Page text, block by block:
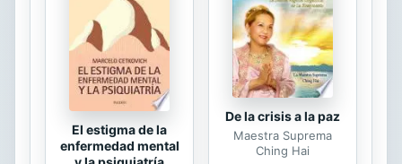
El estigma de la
enfermedad mental
De la crisis a la paz
Maestra Suprema
Ching Hai